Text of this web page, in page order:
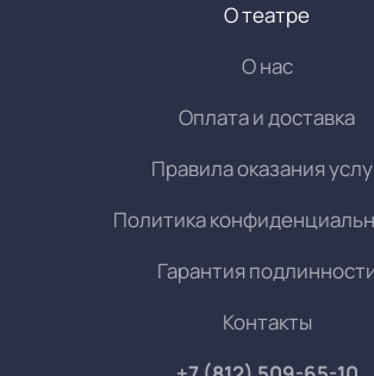
О театре
О нас
Оплата и доставка
Правила оказания
Политика
Гарантия
Контакты